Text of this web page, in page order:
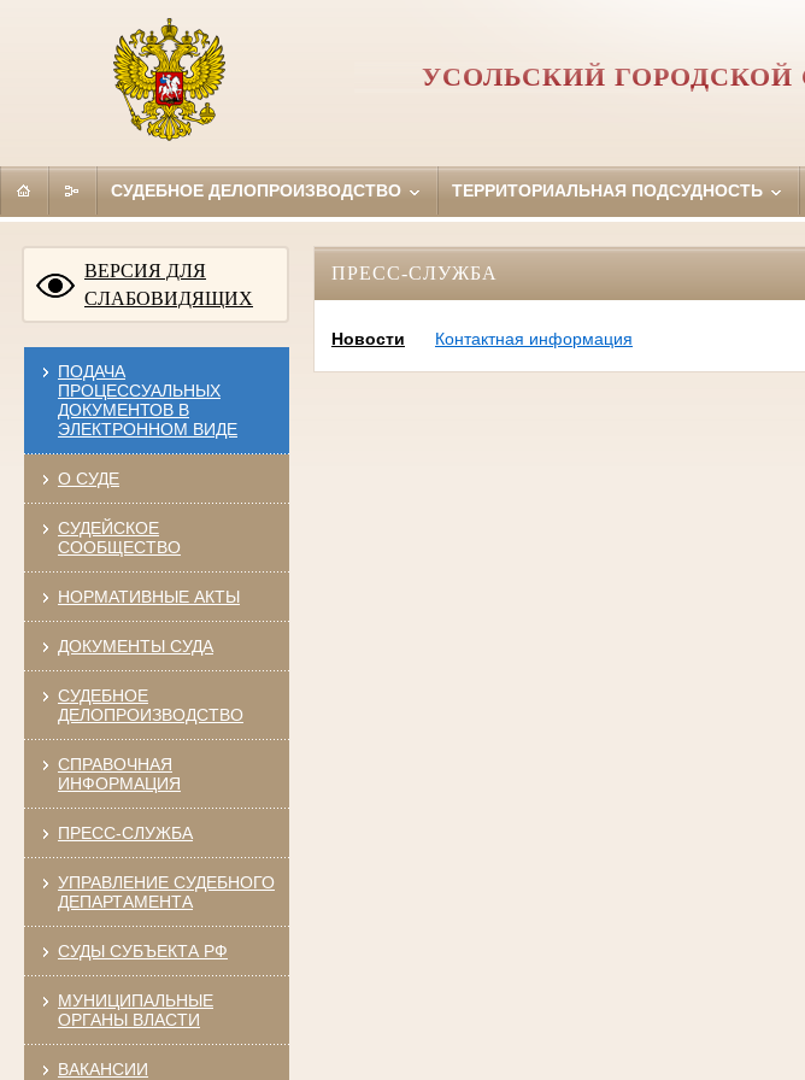
УСОЛЬСКИЙ ГОРОДСКОЙ
СУДЕБНОЕ ДЕЛОПРОИЗВОДСТВО ТЕРРИТОРИАЛЬНАЯ ПОДСУДНОСТЬ
ВЕРСИЯ ДЛЯ
СЛАБОВИДЯЩИХ
ПОДАЧА
ПРОЦЕССУАЛЬНЫХ
ДОКУМЕНТОВ В
ЭЛЕКТРОННОМ ВИДЕ
О СУДЕ
СУДЕЙСКОЕ
СООБЩЕСТВО
НОРМАТИВНЫЕ АКТЫ
ДОКУМЕНТЫ СУДА
СУДЕБНОЕ
ДЕЛОПРОИЗВОДСТВО
СПРАВОЧНАЯ
ИНФОРМАЦИЯ
ПРЕСС-СЛУЖБА
УПРАВЛЕНИЕ СУДЕБНОГО
ДЕПАРТАМЕНТА
СУДЫ СУБЪЕКТА РФ
МУНИЦИПАЛЬНЫЕ
ОРГАНЫ ВЛАСТИ
ВАКАНСИИ
ПРЕСС-СЛУЖБА
Новости Контактная информация